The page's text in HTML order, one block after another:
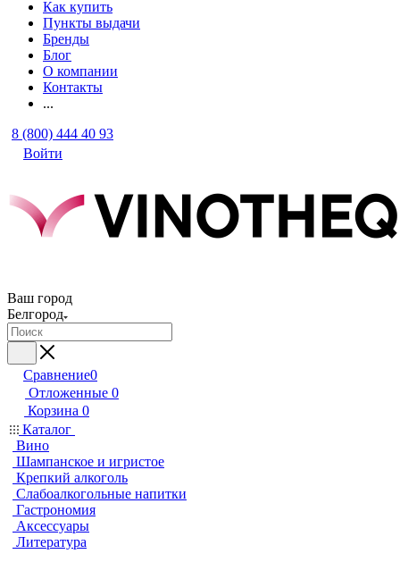
Как купить
Пункты выдачи
Бренды
Блог
О компании
Контакты
...
8 (800) 444 40 93
Войти
Ваш город
Белгород
Сравнение0
Отложенные 0
Корзина 0
Каталог
Вино
Шампанское и игристое
Крепкий алкоголь
Слабоалкогольные напитки
Гастрономия
Аксессуары
Литература